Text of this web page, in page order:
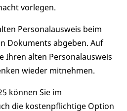
vorlegen.
Personalausweis beim
Dokuments abgeben. Auf
Ihren alten Personalausweis
wieder mitnehmen.
können Sie im
die kostenpflichtige Option